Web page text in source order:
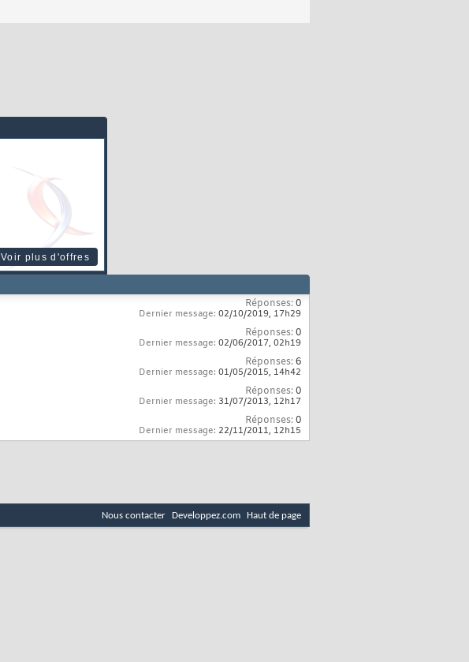
Voir plus d'offres
Réponses:0
Dernier message: 02/10/2019, 17h29
Réponses:0
Dernier message: 02/06/2017, 02h19
Réponses:6
Dernier message: 01/05/2015, 14h42
Réponses:0
Dernier message: 31/07/2013, 12h17
Réponses:0
Dernier message: 22/11/2011, 12h15
Nous contacter Developpez.com Haut de page